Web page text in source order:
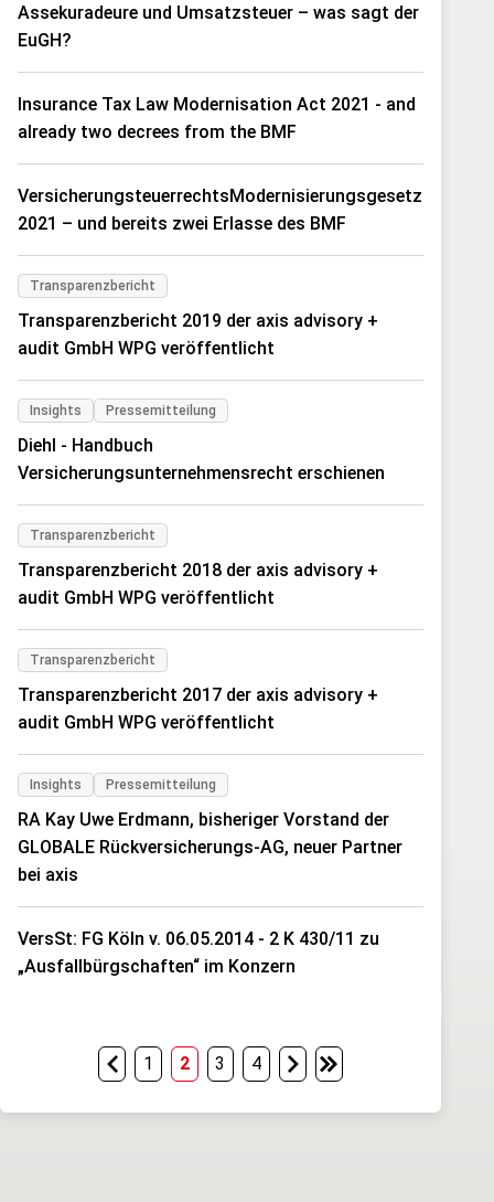
Assekuradeure und Umsatzsteuer – was sagt der
EuGH?
Insurance Tax Law Modernisation Act 2021 - and
already two decrees from the BMF
VersicherungsteuerrechtsModernisierungsgesetz
2021 – und bereits zwei Erlasse des BMF
Transparenzbericht
Transparenzbericht 2019 der axis advisory +
audit GmbH WPG veröffentlicht
Insights Pressemitteilung
Diehl - Handbuch
Versicherungsunternehmensrecht erschienen
Transparenzbericht
Transparenzbericht 2018 der axis advisory +
audit GmbH WPG veröffentlicht
Transparenzbericht
Transparenzbericht 2017 der axis advisory +
audit GmbH WPG veröffentlicht
Insights Pressemitteilung
RA Kay Uwe Erdmann, bisheriger Vorstand der
GLOBALE Rückversicherungs-AG, neuer Partner
bei axis
VersSt: FG Köln v. 06.05.2014 - 2 K 430/11 zu
„Ausfallbürgschaften“ im Konzern
1 2 3 4